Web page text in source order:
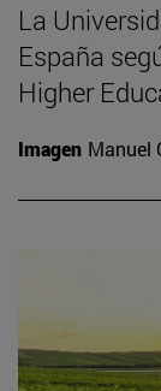
La
España
Higher
Imagen Manuel